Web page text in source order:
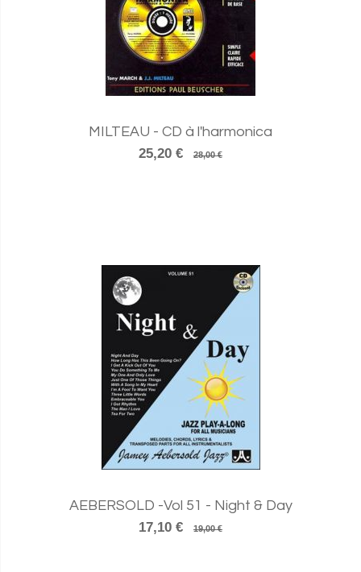
MILTEAU - CD à l'harmonica
25,20 €
28,00 €
AEBERSOLD -Vol 51 - Night & Day
17,10 €
19,00 €